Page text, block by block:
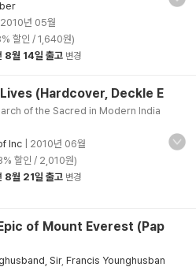
2010년 05월
할인 / 1,640원)
8월 14일 출고 변경
(Hardcover, Deckle E
of the Sacred in Modern India
Inc
2010년 06월
할인 / 2,010원)
8월 21일 출고 변경
of Mount Everest (Pap
Sir, Francis Younghusban